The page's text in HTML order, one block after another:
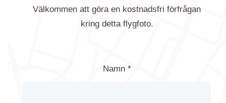
Välkommen att göra en kostnadsfri förfrågan
kring detta flygfoto.
Namn *